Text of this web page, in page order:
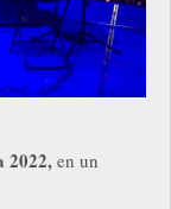
2022, en un